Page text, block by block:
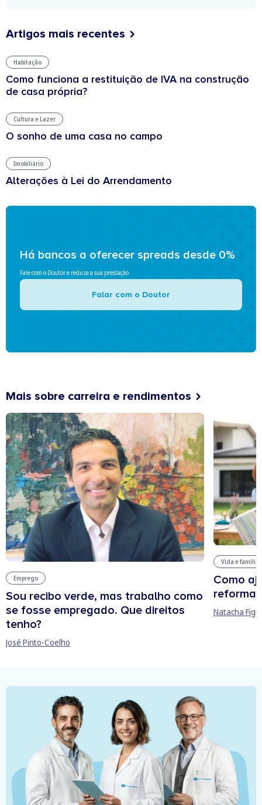
Artigos mais recentes
Habitação
Como funciona a restituição de IVA na construção
de casa própria?
Cultura e Lazer
O sonho de uma casa no campo
Imobiliário
Alterações à Lei do Arrendamento
Há bancos a oferecer spreads desde 0%
Fale com o Doutor e reduza a sua prestação
Falar com o Doutor
Mais sobre carreira e rendimentos
Emprego
Sou recibo verde, mas trabalho como
se fosse empregado. Que direitos
tenho?
José Pinto-Coelho
Vida e família
Como
reforma
Natacha